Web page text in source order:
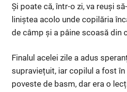
Și poate că, într-o zi, va reuși
liniștea acolo unde copilăria
de câmp și a pâine scoasă din
Finalul acelei zile a adus
supraviețuit, iar copilul a fost în
poveste de basm, dar era o